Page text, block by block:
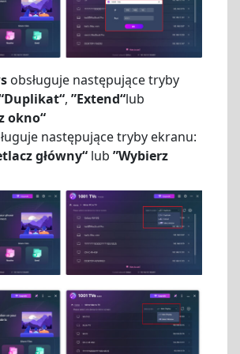
obsługuje następujące tryby
, ”Extend“lub
okno“
następujące tryby ekranu:
główny“ lub ”Wybierz